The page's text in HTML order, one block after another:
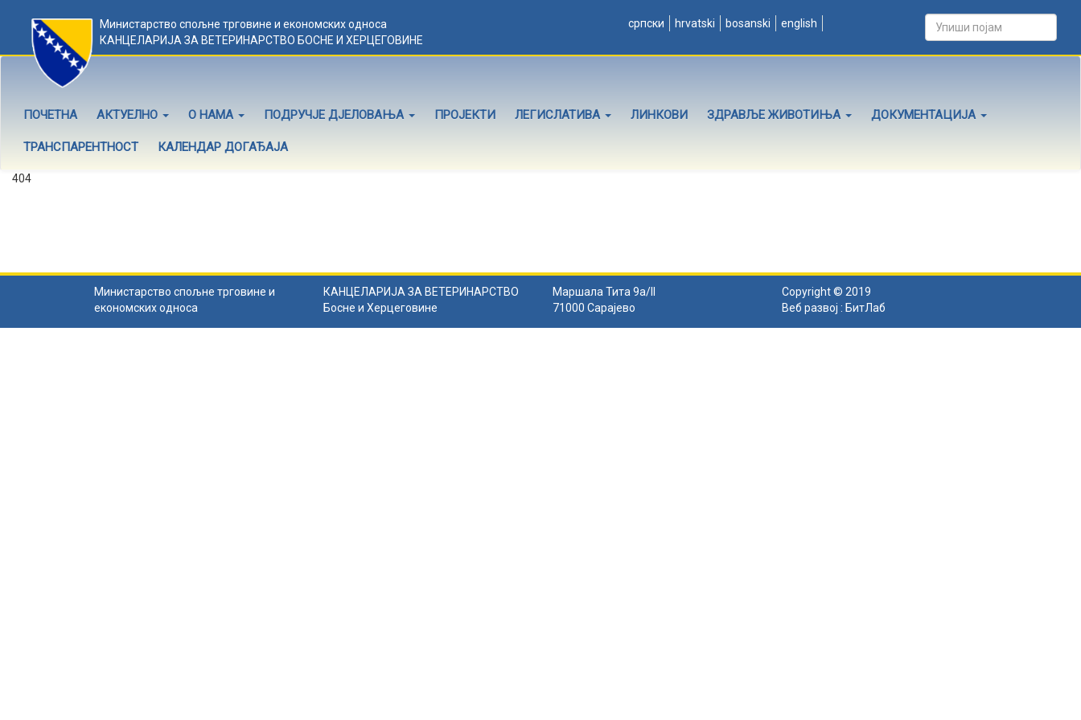
Министарство спољне трговине и економских односа
КАНЦЕЛАРИЈА ЗА ВЕТЕРИНАРСТВО БОСНЕ И ХЕРЦЕГОВИНЕ
српски hrvatski bosanski english
ПОЧЕТНА АКТУЕЛНО О НАМА ПОДРУЧЈЕ ДЈЕЛОВАЊА ПРОЈЕКТИ ЛЕГИСЛАТИВА ЛИНКОВИ ЗДРАВЉЕ ЖИВОТИЊА ДОКУМЕНТАЦИЈА
ТРАНСПАРЕНТНОСТ КАЛЕНДАР ДОГАЂАЈА
404
Министарство спољне трговине и
економских односа
КАНЦЕЛАРИЈА ЗА ВЕТЕРИНАРСТВО
Босне и Херцеговине
Маршала Тита 9а/II
71000 Сарајево
Copyright © 2019
Веб развој : БитЛаб